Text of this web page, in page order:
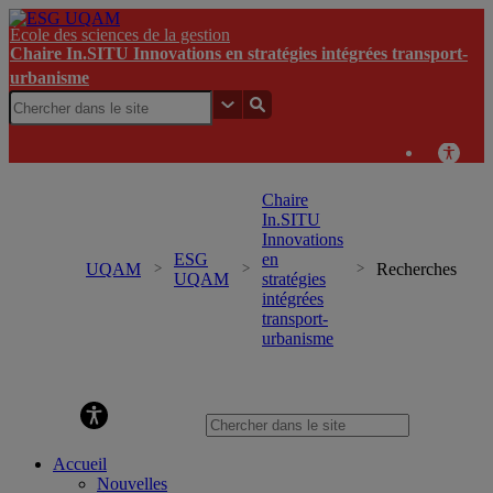
École des sciences de la gestion
Chaire In.SITU Innovations en stratégies intégrées transport-
urbanisme
UQAM
ESG
UQAM
Chaire
In.SITU
Innovations
en
stratégies
intégrées
transport-
urbanisme
Recherches
Accueil
Nouvelles